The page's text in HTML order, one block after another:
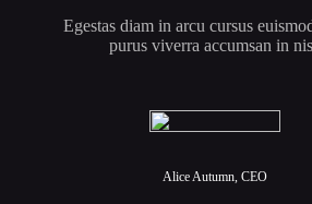
Egestas diam in arcu cursus
purus viverra accumsan in
Alice Autumn, CEO